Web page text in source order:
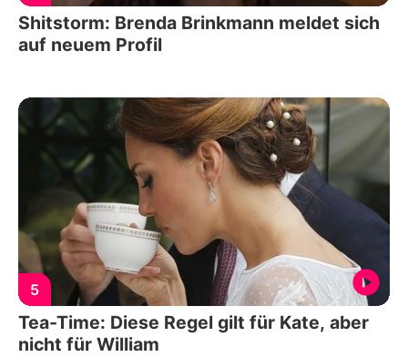
Shitstorm: Brenda Brinkmann meldet sich
auf neuem Profil
5
Tea-Time: Diese Regel gilt für Kate, aber
nicht für William